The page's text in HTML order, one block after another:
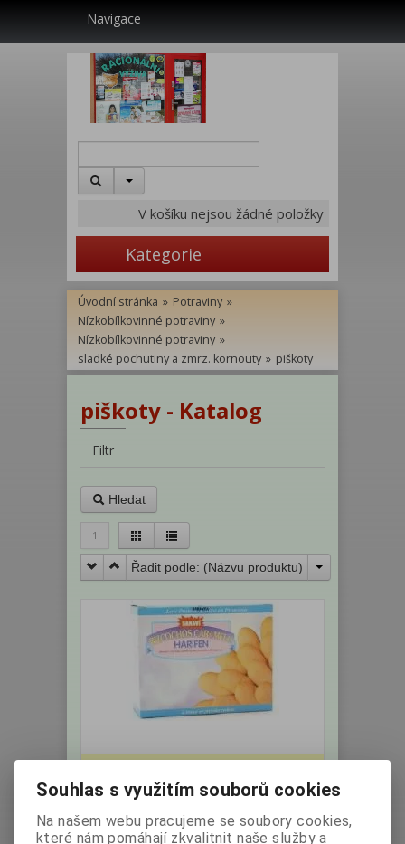
Navigace
V košíku nejsou žádné položky
Kategorie
Úvodní stránka » Potraviny »
Nízkobílkovinné potraviny »
Nízkobílkovinné potraviny »
sladké pochutiny a zmrz. kornouty » piškoty
piškoty - Katalog
Filtr
Hledat
1
Řadit podle: (Názvu produktu)
125g
Výrobce:
Španělsko
Katalogové číslo:
005219
Souhlas s využitím souborů cookies
Na našem webu pracujeme se soubory cookies,
které nám pomáhají zkvalitnit naše služby a